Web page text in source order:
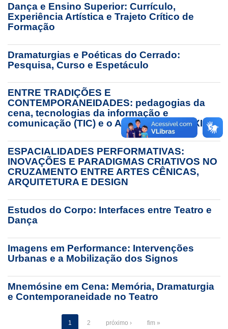
Dança e Ensino Superior: Currículo,
Experiência Artística e Trajeto Crítico de
Formação
Dramaturgias e Poéticas do Cerrado:
Pesquisa, Curso e Espetáculo
ENTRE TRADIÇÕES E
CONTEMPORANEIDADES: pedagogias da
cena, tecnologias da informação e
comunicação (TIC) e o Ator do Século XXI
ESPACIALIDADES PERFORMATIVAS:
INOVAÇÕES E PARADIGMAS CRIATIVOS NO
CRUZAMENTO ENTRE ARTES CÊNICAS,
ARQUITETURA E DESIGN
Estudos do Corpo: Interfaces entre Teatro e
Dança
Imagens em Performance: Intervenções
Urbanas e a Mobilização dos Signos
Mnemósine em Cena: Memória, Dramaturgia
e Contemporaneidade no Teatro
1 2 próximo › fim »